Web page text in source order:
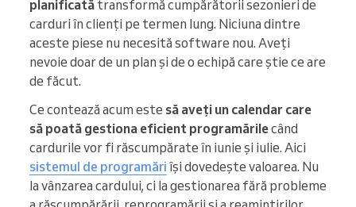
planificată transformă cumpărătorii sezonieri de
carduri în clienți pe termen lung. Niciuna dintre
aceste piese nu necesită software nou. Aveți
nevoie doar de un plan și de o echipă care știe ce are
de făcut.
Ce contează acum este să aveți un calendar care
să poată gestiona eficient programărilecând
cardurile vor fi răscumpărate în iunie și iulie. Aici
sistemul de programări își dovedește valoarea. Nu
la vânzarea cardului, ci la gestionarea fără probleme